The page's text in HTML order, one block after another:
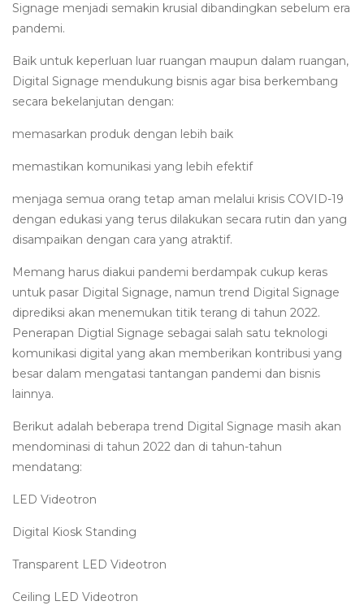
Signage menjadi semakin krusial dibandingkan sebelum era
pandemi.
Baik untuk keperluan luar ruangan maupun dalam ruangan,
Digital Signage mendukung bisnis agar bisa berkembang
secara bekelanjutan dengan:
memasarkan produk dengan lebih baik
memastikan komunikasi yang lebih efektif
menjaga semua orang tetap aman melalui krisis COVID-19
dengan edukasi yang terus dilakukan secara rutin dan yang
disampaikan dengan cara yang atraktif.
Memang harus diakui pandemi berdampak cukup keras
untuk pasar Digital Signage, namun trend Digital Signage
diprediksi akan menemukan titik terang di tahun 2022.
Penerapan Digtial Signage sebagai salah satu teknologi
komunikasi digital yang akan memberikan kontribusi yang
besar dalam mengatasi tantangan pandemi dan bisnis
lainnya.
Berikut adalah beberapa trend Digital Signage masih akan
mendominasi di tahun 2022 dan di tahun-tahun
mendatang:
LED Videotron
Digital Kiosk Standing
Transparent LED Videotron
Ceiling LED Videotron